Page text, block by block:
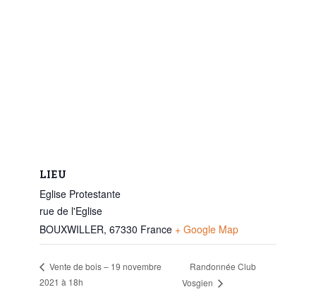
LIEU
Eglise Protestante
rue de l'Eglise
BOUXWILLER, 67330 France + Google Map
Vente de bois – 19 novembre
2021 à 18h
Randonnée Club
Vosgien